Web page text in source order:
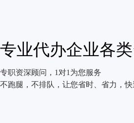
专业代办企业各
专职资深顾问，1对1为您服务
不跑腿，不排队，让您省时、省力，快